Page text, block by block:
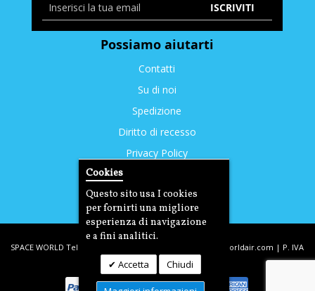
Cookies
Questo sito usa I cookies
per fornirti una migliore
esperienza di navigazione
e a fini analitici.
Accetta Chiudi
ISCRIVITI
Possiamo aiutarti
Contatti
Su di noi
Spedizione
Diritto di recesso
Privacy Policy
SPACE WORLD Tel: +39. 393.3350212 | email: info@spaceworldair.com | P. IVA
03221290400 | C.F DLTDNL77T31D704G